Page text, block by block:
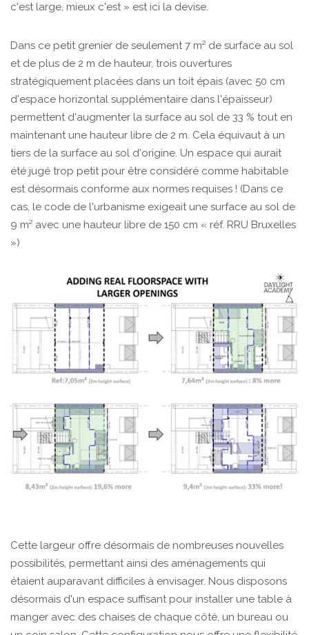
c'est large, mieux c'est » est ici la devise.
Dans ce petit grenier de seulement 7 m² de surface au sol
et de plus de 2 m de hauteur, trois ouvertures
stratégiquement placées dans un toit épais (avec 50 cm
d'espace horizontal supplémentaire dans l'épaisseur)
permettent d'augmenter la surface au sol de 33 % tout en
maintenant une hauteur libre de 2 m. Cela équivaut à un
tiers de la surface au sol d'origine. Un espace qui aurait
été jugé trop petit pour être considéré comme habitable
est désormais conforme aux normes requises ! (Dans ce
cas, le code de l'urbanisme exigeait une surface au sol de
9 m² avec une hauteur libre de 150 cm « réf. RRU Bruxelles
»)
Cette largeur offre désormais de nombreuses nouvelles
possibilités, permettant ainsi des aménagements qui
étaient auparavant difficiles à envisager. Nous disposons
désormais d'un espace suffisant pour installer une table à
manger avec des chaises de chaque côté, un bureau ou